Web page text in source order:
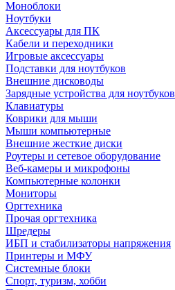
Моноблоки
Ноутбуки
Аксессуары для ПК
Кабели и переходники
Игровые аксессуары
Подставки для ноутбуков
Внешние дисководы
Зарядные устройства для ноутбуков
Клавиатуры
Коврики для мыши
Мыши компьютерные
Внешние жесткие диски
Роутеры и сетевое оборудование
Веб-камеры и микрофоны
Компьютерные колонки
Мониторы
Оргтехника
Прочая оргтехника
Шредеры
ИБП и стабилизаторы напряжения
Принтеры и МФУ
Системные блоки
Спорт, туризм, хобби